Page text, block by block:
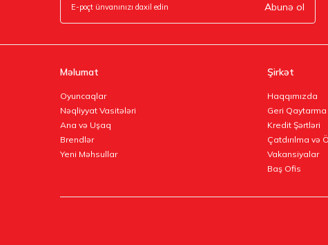
Abunə ol
Məlumat
Oyuncaqlar
Nəqliyyat Vasitələri
Ana və Uşaq
Brendlər
Yeni Məhsullar
Şirkət
Haqqımızda
Geri Qaytarma
Kredit Şərtləri
Çatdırılma və
Vakansiyalar
Baş Ofis